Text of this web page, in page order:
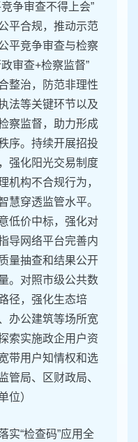
争审查不得上会”
平合规，推动示范
平竞争审查与检察
审查+检察监督”
整治，防范非理性
法等关键环节以及
察监督，助力形成
序。持续开展招投
强化阳光交易制度
机构不合规行为，
慧穿透监管水平。
低价中标，强化对
导网络平台完善内
量抽查和结果公开
。对照市级公共数
径，强化生态培
办公建筑等场所宽
索实施政企用户资
带用户知情权和选
管局、区财政局、
位）
实“检查码”应用全